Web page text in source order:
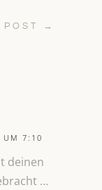
POST →
UM 7:10
deinen
…